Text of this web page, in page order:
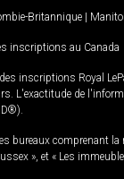
Britannique |
inscriptions au Canada
inscriptions Royal
L'exactitude de
bureaux comprenant la
», et « Les